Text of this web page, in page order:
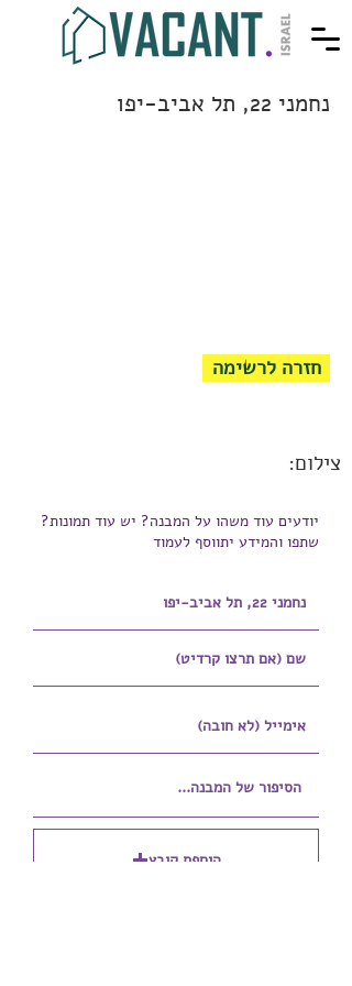
נחמני 22, תל אביב-יפו
חזרה לרשימה
צילום:
יודעים עוד משהו על המבנה? יש עוד תמונות?
שתפו והמידע יתווסף לעמוד
הוספת קובץ